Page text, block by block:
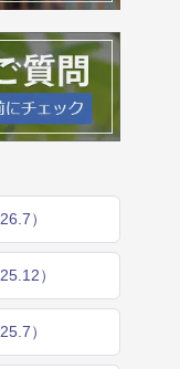
）
）
）